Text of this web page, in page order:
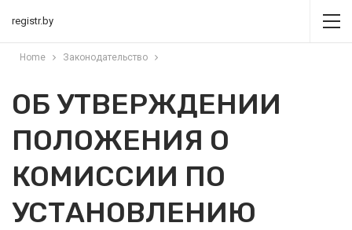
registr.by
Home Законодательство
ОБ УТВЕРЖДЕНИИ
ПОЛОЖЕНИЯ О
КОМИССИИ ПО
УСТАНОВЛЕНИЮ